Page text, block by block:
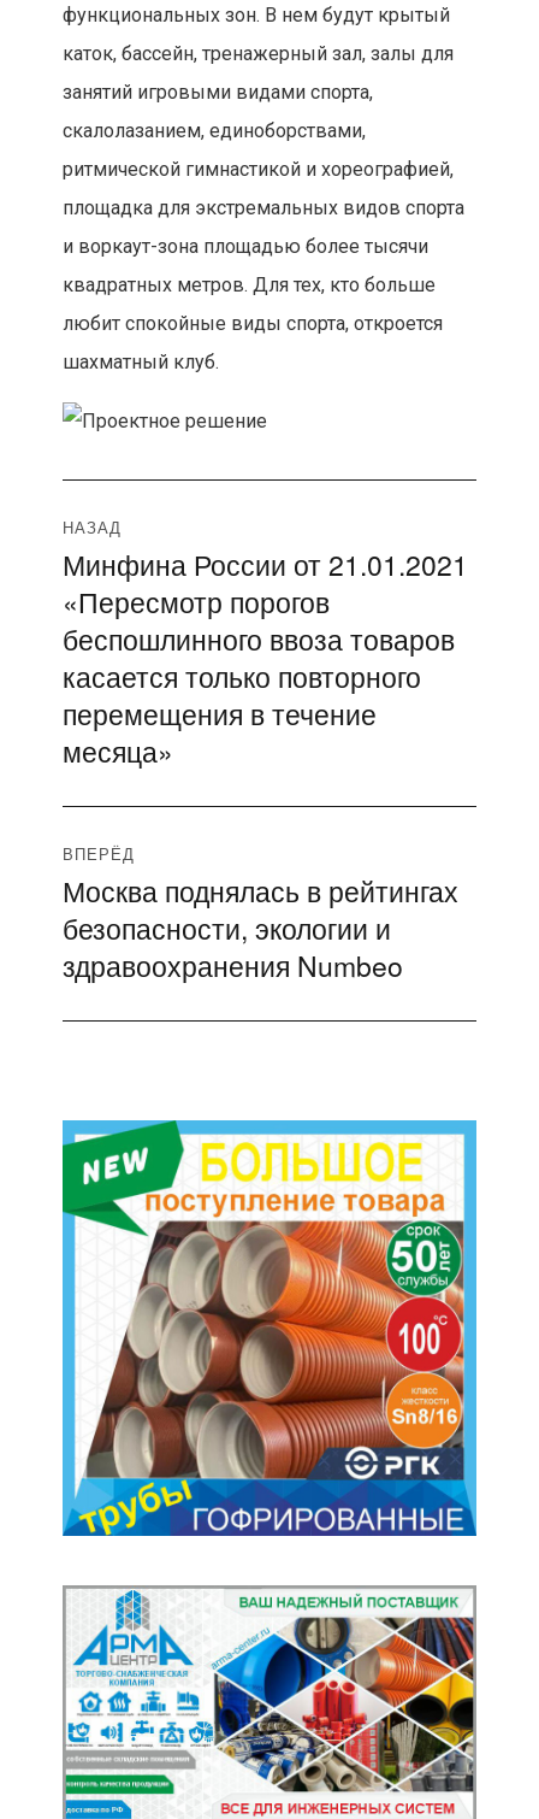
функциональных зон. В нем будут крытый
каток, бассейн, тренажерный зал, залы для
занятий игровыми видами спорта,
скалолазанием, единоборствами,
ритмической гимнастикой и хореографией,
площадка для экстремальных видов спорта
и воркаут-зона площадью более тысячи
квадратных метров. Для тех, кто больше
любит спокойные виды спорта, откроется
шахматный клуб.
Навигация
по
записям
НАЗАД
Предыдущая
запись:
Минфина России от 21.01.2021
«Пересмотр порогов
беспошлинного ввоза товаров
касается только повторного
перемещения в течение
месяца»
ВПЕРЁД
Следующая
запись:
Москва поднялась в рейтингах
безопасности, экологии и
здравоохранения Numbeo